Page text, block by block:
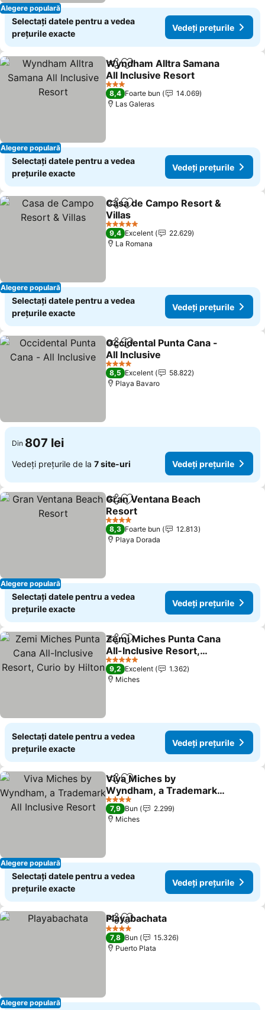
Alegere populară
Selectați datele pentru a vedea
prețurile exacte
Vedeți prețurile
Alegere populară
DistribuițiAdăugaţi la favorite
Wyndham Alltra Samana
All Inclusive Resort
Vedeți prețurile
3 Stele
8,4 Foarte bun
14.069
Las Galeras
Selectați datele pentru a vedea
prețurile exacte
Vedeți prețurile
Alegere populară
DistribuițiAdăugaţi la favorite
Casa de Campo Resort &
Villas
Vedeți prețurile
5 Stele
9,4 Excelent
22.629
La Romana
Selectați datele pentru a vedea
prețurile exacte
Vedeți prețurile
DistribuițiAdăugaţi la favorite
Occidental Punta Cana -
All Inclusive
Vedeți prețurile
4 Stele
8,5 Excelent
58.822
Playa Bavaro
Din 807 lei
Vedeți prețurile de la 7 site-uri Vedeți prețurile
Alegere populară
DistribuițiAdăugaţi la favorite
Gran Ventana Beach
Resort
Vedeți prețurile
4 Stele
8,3 Foarte bun
12.813
Playa Dorada
Selectați datele pentru a vedea
prețurile exacte
Vedeți prețurile
DistribuițiAdăugaţi la favorite
Zemi Miches Punta Cana
All-Inclusive Resort,
Curio by Hilton
Vedeți prețurile
5 Stele
9,2 Excelent
1.362
Miches
Selectați datele pentru a vedea
prețurile exacte
Vedeți prețurile
Alegere populară
DistribuițiAdăugaţi la favorite
Viva Miches by
Wyndham, a Trademark
All Inclusive Resort
Vedeți prețurile
4 Stele
7,9 Bun
2.299
Miches
Selectați datele pentru a vedea
prețurile exacte
Vedeți prețurile
Alegere populară
DistribuițiAdăugaţi la favorite
Playabachata
4 Stele
7,8 Bun
15.326
Puerto Plata